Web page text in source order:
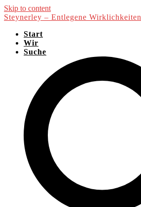
Skip to content
Steynerley – Entlegene Wirklichkeiten
Start
Wir
Suche